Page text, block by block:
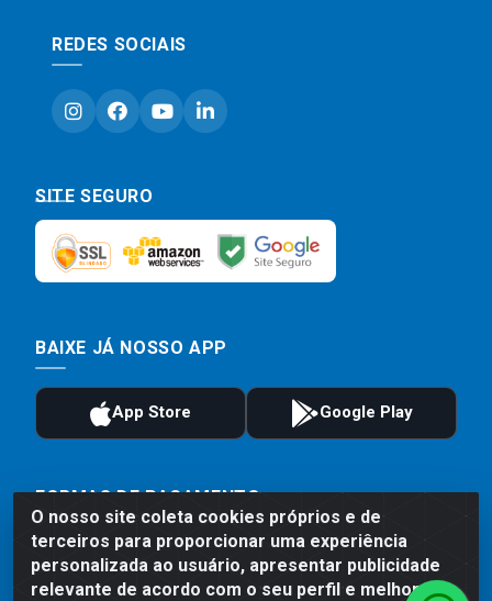
O nosso site coleta cookies próprios e de
terceiros para proporcionar uma experiência
personalizada ao usuário, apresentar publicidade
relevante de acordo com o seu perfil e melhorar a
REDES SOCIAIS
SITE SEGURO
BAIXE JÁ NOSSO APP
FORMAS DE PAGAMENTO